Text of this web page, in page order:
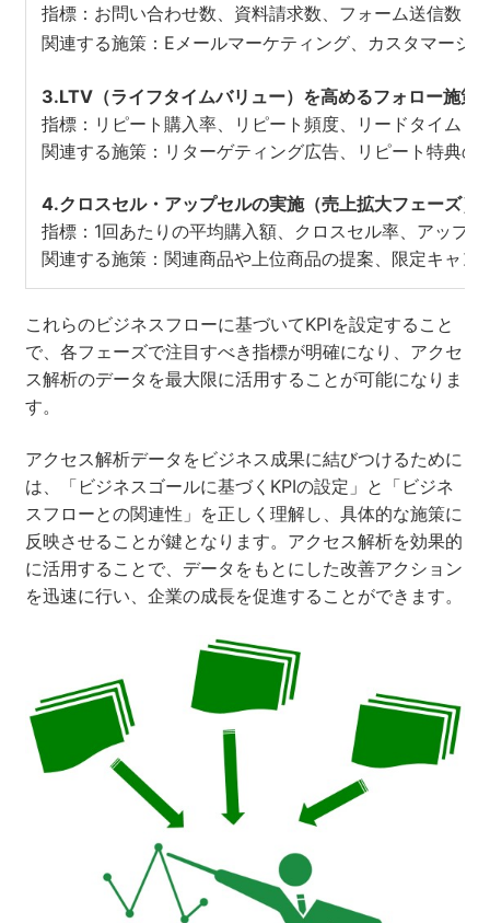
指標：お問い合わせ数、資料請求数、フォーム送信数
関連する施策：Eメールマーケティング、カスタマージ
3.LTV（ライフタイムバリュー）を高めるフォロー施策
指標：リピート購入率、リピート頻度、リードタイム
関連する施策：リターゲティング広告、リピート特典の
4.クロスセル・アップセルの実施（売上拡大フェーズ）
指標：1回あたりの平均購入額、クロスセル率、アップ
関連する施策：関連商品や上位商品の提案、限定キャン
これらのビジネスフローに基づいてKPIを設定すること
で、各フェーズで注目すべき指標が明確になり、アクセ
ス解析のデータを最大限に活用することが可能になりま
す。
アクセス解析データをビジネス成果に結びつけるために
は、「ビジネスゴールに基づくKPIの設定」と「ビジネ
スフローとの関連性」を正しく理解し、具体的な施策に
反映させることが鍵となります。アクセス解析を効果的
に活用することで、データをもとにした改善アクション
を迅速に行い、企業の成長を促進することができます。